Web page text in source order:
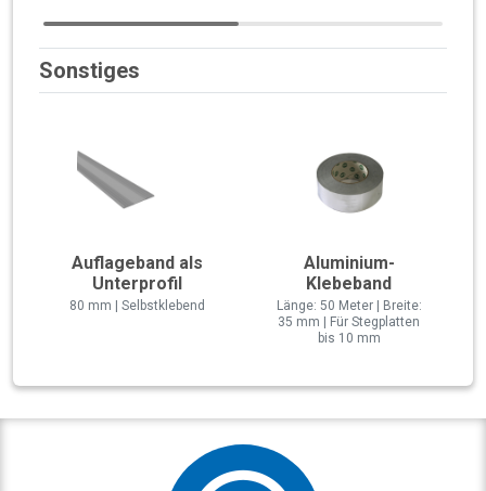
Sonstiges
Auflageband als
Unterprofil
80 mm | Selbstklebend
Aluminium-
Klebeband
Länge: 50 Meter | Breite:
35 mm | Für Stegplatten
bis 10 mm